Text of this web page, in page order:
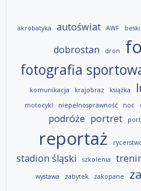
akrobatyka autoświat AWF
dobrostan dron
fotografia
komunikacja krajobraz książka
motocykl
niepełnosprawność noc
podróże portret
reportaż
stadion śląski szkolenia
wystawa zabytek zakopane